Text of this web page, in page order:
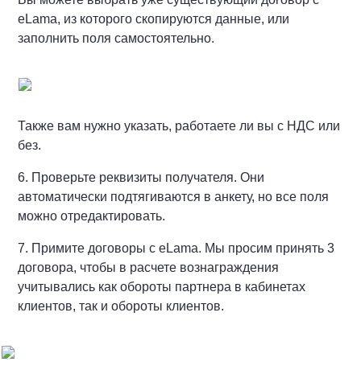
eLama, из которого скопируются данные, или
заполнить поля самостоятельно.
Также вам нужно указать, работаете ли вы с НДС или
без.
6. Проверьте реквизиты получателя. Они
автоматически подтягиваются в анкету, но все поля
можно отредактировать.
7. Примите договоры с eLama. Мы просим принять 3
договора, чтобы в расчете вознаграждения
учитывались как обороты партнера в кабинетах
клиентов, так и обороты клиентов.